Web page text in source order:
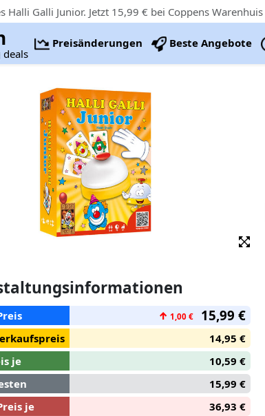
Halli Galli Junior. Jetzt 15,99 € bei Coppens Warenhuis
deals
Preisänderungen Beste Angebote
↑ 1,00 € 15,99 €
14,95 €
je
10,59 €
15,99 €
je
36,93 €